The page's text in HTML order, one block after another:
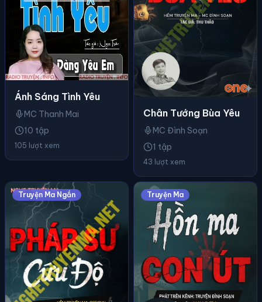
Ánh Sáng Tình Yêu
MC Thanh Mai
10 tập
105 lượt xem
Chân Tướng Bùa Yêu
MC Đình Soạn
1 tập
43 lượt xem
Truyện Ma Ngắn Truyện Ma